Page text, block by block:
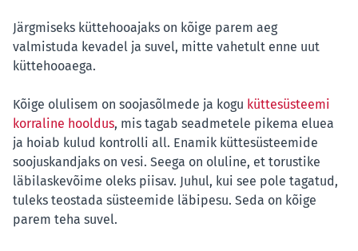
Järgmiseks küttehooajaks on kõige parem aeg
valmistuda kevadel ja suvel, mitte vahetult enne uut
küttehooaega.
Kõige olulisem on soojasõlmede ja kogu küttesüsteemi
korraline hooldus, mis tagab seadmetele pikema eluea
ja hoiab kulud kontrolli all. Enamik küttesüsteemide
soojuskandjaks on vesi. Seega on oluline, et torustike
läbilaskevõime oleks piisav. Juhul, kui see pole tagatud,
tuleks teostada süsteemide läbipesu. Seda on kõige
parem teha suvel.